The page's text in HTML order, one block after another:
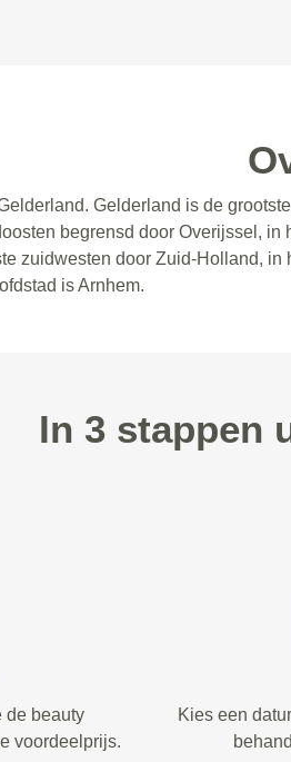
Gelderland is de
begrensd door Overijssel,
zuidwesten door Zuid-Holland,
is Arnhem.
In 3 stappen
de beauty
voordeelprijs.
Kies een